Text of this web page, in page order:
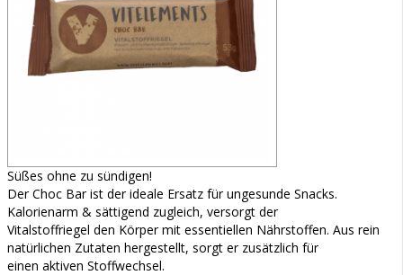
Süßes ohne zu sündigen!
Der Choc Bar ist der ideale Ersatz für ungesunde Snacks.
Kalorienarm & sättigend zugleich, versorgt der
Vitalstoffriegel den Körper mit essentiellen Nährstoffen. Aus rein
natürlichen Zutaten hergestellt, sorgt er zusätzlich für
einen aktiven Stoffwechsel.